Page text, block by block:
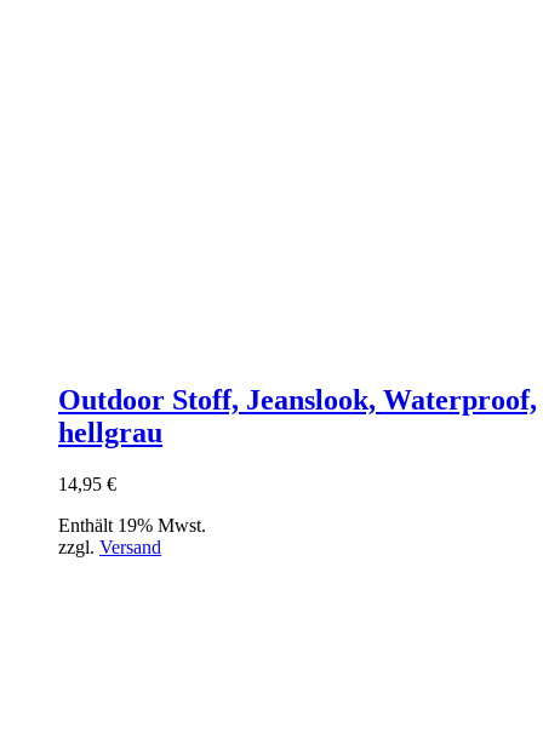
Outdoor Stoff, Jeanslook, Waterproof,
hellgrau
14,95 €
Enthält 19% Mwst.
zzgl. Versand